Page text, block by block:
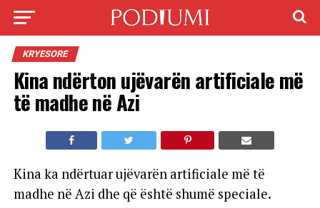
KRYESORE
Kina ndërton ujëvarën artificiale më
të madhe në Azi
Kina ka ndërtuar ujëvarën artificiale më të
madhe në Azi dhe që është shumë speciale.